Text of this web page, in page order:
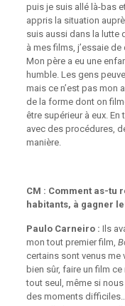
puis je suis allé là-bas
appris la situation
suis aussi dans la lutte
à mes films, j’essaie
Mon père a eu une
humble. Les gens
mais ce n’est pas mon
de la forme dont on
être supérieur à eux.
avec des procédures,
manière.
CM : Comment as-tu
habitants, à gagner
Paulo Carneiro : Ils
mon tout premier film,
certains sont venus me
bien sûr, faire un film
tout seul, même si
des moments